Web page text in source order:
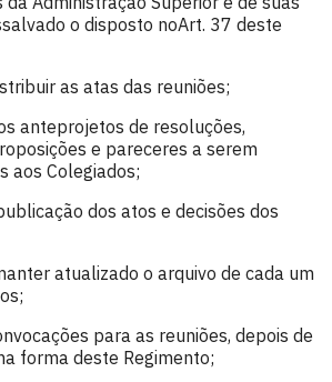
o disposto noArt. 37 deste
as atas das reuniões;
anteprojetos de resoluções,
e pareceres a serem
aos Colegiados;
dos atos e decisões dos
atualizado o arquivo de cada um
para as reuniões, depois de
forma deste Regimento;